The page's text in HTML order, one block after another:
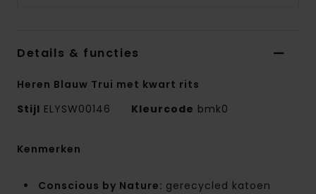
Details & functies
Heren Blauw Trui met kwart rits
Stijl ELYSW00146 Kleurcode bmk0
Kenmerken
Conscious by Nature: gerecycled katoen